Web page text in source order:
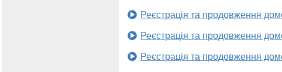
Реєстрація та продовження
Реєстрація та продовження
Реєстрація та продовження